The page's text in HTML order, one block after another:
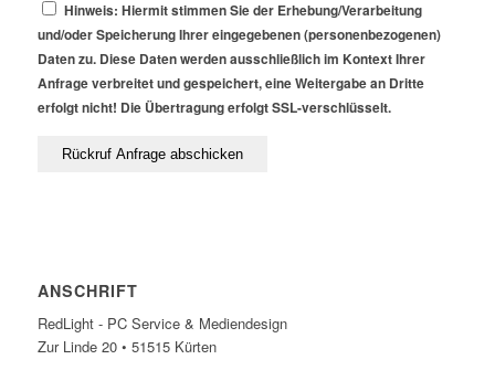
Hinweis: Hiermit stimmen Sie der Erhebung/Verarbeitung
und/oder Speicherung Ihrer eingegebenen (personenbezogenen)
Daten zu. Diese Daten werden ausschließlich im Kontext Ihrer
Anfrage verbreitet und gespeichert, eine Weitergabe an Dritte
erfolgt nicht! Die Übertragung erfolgt SSL-verschlüsselt.
ANSCHRIFT
RedLight - PC Service & Mediendesign
Zur Linde 20 • 51515 Kürten